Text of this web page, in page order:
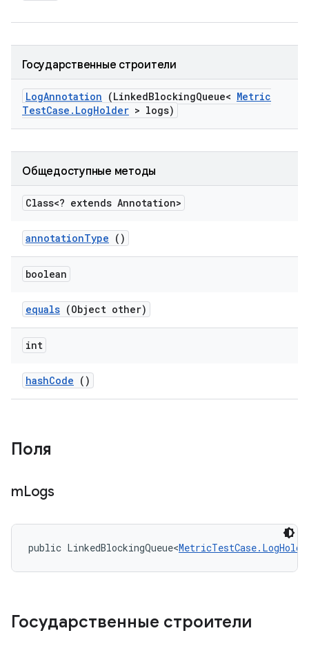
Государственные строители
LogAnnotation (LinkedBlockingQueue< Metric
TestCase . LogHolder > logs)
Общедоступные методы
Class<? extends Annotation>
annotationType ()
boolean
equals (Object other)
int
hashCode ()
Поля
mLogs
public LinkedBlockingQueue<
Государственные строители